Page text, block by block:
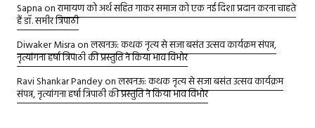
Sapnaonरामायण को अर्थ सहित गाकर समाज को एक नई दिशा प्रदान करना चाहते
हैं डॉ. समीर त्रिपाठी
Diwaker Misraonलखनऊ: कथक नृत्य से सजा बसंत उत्सव कार्यक्रम संपन्न,
नृत्यांगना हर्षा त्रिपाठी की प्रस्तुति ने किया भाव विभोर
Ravi Shankar Pandeyonलखनऊ: कथक नृत्य से सजा बसंत उत्सव कार्यक्रम
संपन्न, नृत्यांगना हर्षा त्रिपाठी की प्रस्तुति ने किया भाव विभोर